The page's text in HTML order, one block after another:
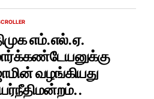
எம்.எல்.ஏ.
வழங்கியது